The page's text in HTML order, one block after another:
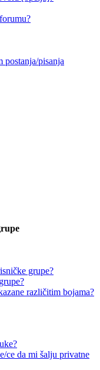
postanja/pisanja
grupe?
različitim bojama?
ce da mi šalju privatne